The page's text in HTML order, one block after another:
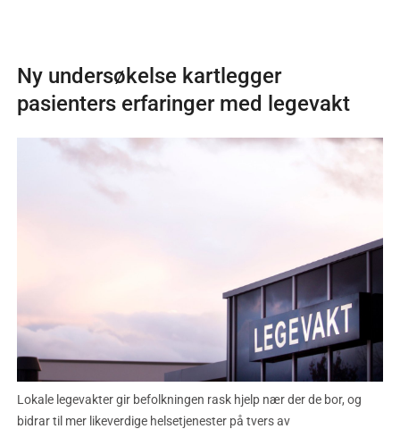
Ny undersøkelse kartlegger
pasienters erfaringer med legevakt
Lokale legevakter gir befolkningen rask hjelp nær der de bor, og
bidrar til mer likeverdige helsetjenester på tvers av